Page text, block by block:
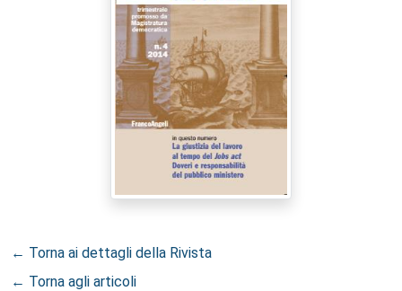
← Torna ai dettagli della Rivista
← Torna agli articoli